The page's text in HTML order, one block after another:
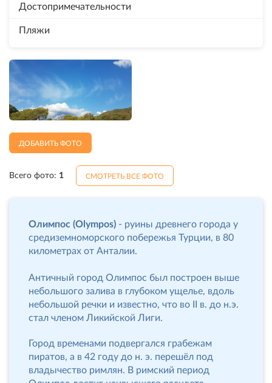
Достопримечательности
Пляжи
ДОБАВИТЬ ФОТО
Всего фото: 1 СМОТРЕТЬ ВСЕ ФОТО
Олимпос (Olympos) - руины древнего города у
средиземноморского побережья Турции, в 80
километрах от Анталии.
Античный город Олимпос был построен выше
небольшого залива в глубоком ущелье, вдоль
небольшой речки и известно, что во II в. до н.э.
стал членом Ликийской Лиги.
Город временами подвергался грабежам
пиратов, а в 42 году до н. э. перешёл под
владычество римлян. В римский период